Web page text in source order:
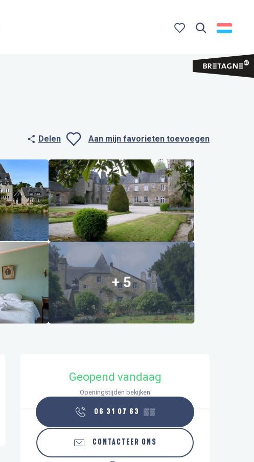
Delen
Ajouter aux
Aan mijn favorieten toevoegen
+ 5
Openingstijden en
Geopend vandaag
Openingstijden bekijken
06 31 07 63 ▒▒
CONTACTEER ONS